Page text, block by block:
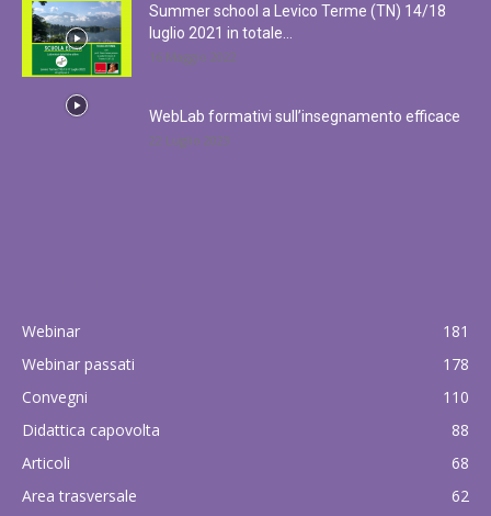
Summer school a Levico Terme (TN) 14/18
luglio 2021 in totale...
16 Maggio 2022
WebLab formativi sull’insegnamento efficace
22 Luglio 2023
Webinar
181
Webinar passati
178
Convegni
110
Didattica capovolta
88
Articoli
68
Area trasversale
62